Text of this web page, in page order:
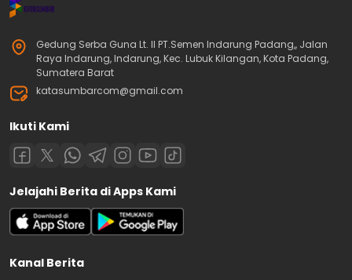
Gedung Serba Guna Lt. II PT.Semen Indarung Padang,, Jalan
Raya Indarung, Indarung, Kec. Lubuk Kilangan, Kota Padang,
Sumatera Barat
katasumbarcom@gmail.com
Ikuti Kami
Jelajahi Berita di Apps Kami
Kanal Berita